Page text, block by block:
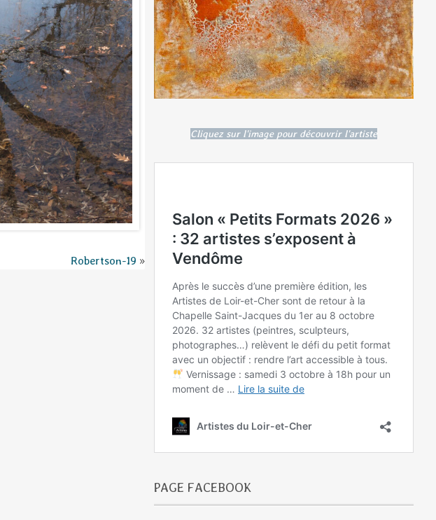
Robertson-19 »
Cliquez sur l'image pour découvrir l'artiste
PAGE FACEBOOK